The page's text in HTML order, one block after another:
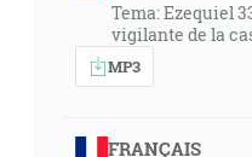
Tema: Ezequiel
vigilante de la
MP3
FRANÇAIS